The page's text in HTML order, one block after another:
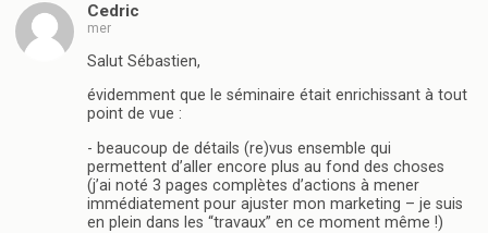
Cedric
mer
Salut Sébastien,
évidemment que le séminaire était enrichissant à tout
point de vue :
- beaucoup de détails (re)vus ensemble qui
permettent d’aller encore plus au fond des choses
(j’ai noté 3 pages complètes d’actions à mener
immédiatement pour ajuster mon marketing – je suis
en plein dans les “travaux” en ce moment même !)